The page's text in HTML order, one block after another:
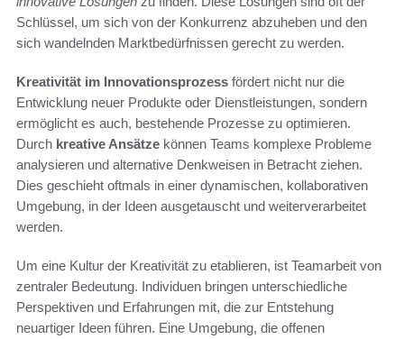
Schlüssel, um sich von der Konkurrenz abzuheben und den
sich wandelnden Marktbedürfnissen gerecht zu werden.
Kreativität im Innovationsprozess fördert nicht nur die
Entwicklung neuer Produkte oder Dienstleistungen, sondern
ermöglicht es auch, bestehende Prozesse zu optimieren.
Durch kreative Ansätze können Teams komplexe Probleme
analysieren und alternative Denkweisen in Betracht ziehen.
Dies geschieht oftmals in einer dynamischen, kollaborativen
Umgebung, in der Ideen ausgetauscht und weiterverarbeitet
werden.
Um eine Kultur der Kreativität zu etablieren, ist Teamarbeit von
zentraler Bedeutung. Individuen bringen unterschiedliche
Perspektiven und Erfahrungen mit, die zur Entstehung
neuartiger Ideen führen. Eine Umgebung, die offenen